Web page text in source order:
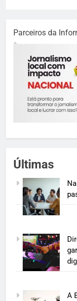
Parceiros da
Últimas
A